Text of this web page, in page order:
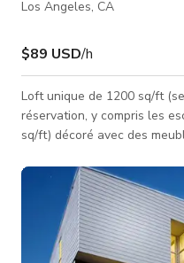
Los Angeles, CA
$89 USD/h
Loft unique de 1200 sq/ft
réservation, y compris les
sq/ft) décoré avec des
vintage BMW R100.